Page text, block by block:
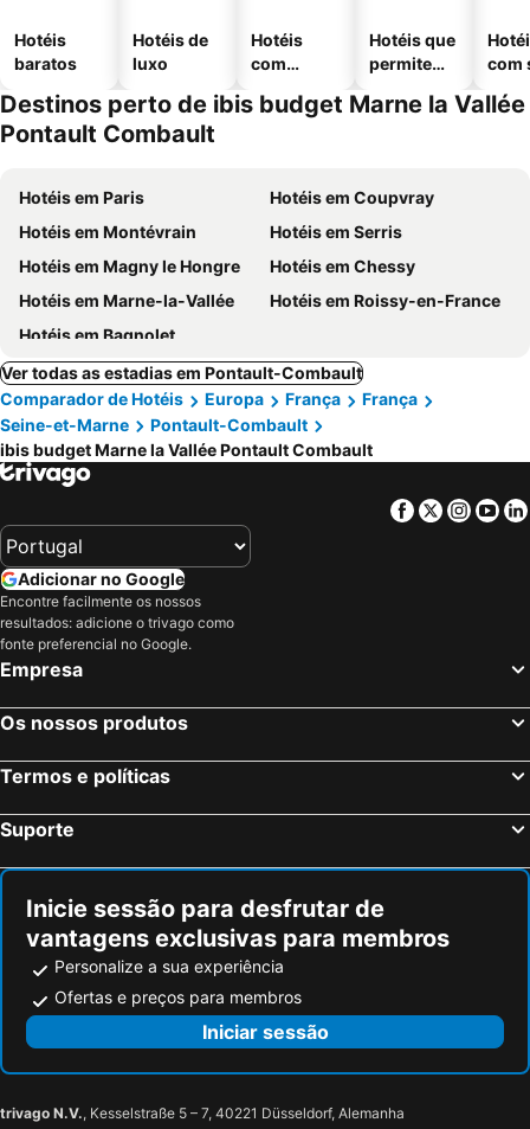
Hotéis
baratos
Hotéis de
luxo
Hotéis
com
Hotéis que
permitem
com
Destinos perto de ibis budget Marne la Vallée
Pontault Combault
Hotéis em Paris
Hotéis em Coupvray
Hotéis em Montévrain
Hotéis em Serris
Hotéis em Magny le Hongre
Hotéis em Chessy
Hotéis em Marne-la-Vallée
Hotéis em Roissy-en-France
Hotéis em Bagnolet
Ver todas as estadias em Pontault-Combault
Comparador de Hotéis
Europa França
França
Seine-et-Marne
Pontault-Combault
ibis budget Marne la Vallée Pontault Combault
Facebook
Twitter
Adicionar no Google
Encontre facilmente os nossos
resultados: adicione o trivago como
fonte preferencial no Google.
Empresa
Os nossos produtos
Termos e políticas
Suporte
Inicie sessão para desfrutar de
vantagens exclusivas para membros
Personalize a sua experiência
Ofertas e preços para membros
Iniciar sessão
trivago N.V., Kesselstraße 5 – 7, 40221 Düsseldorf, Alemanha